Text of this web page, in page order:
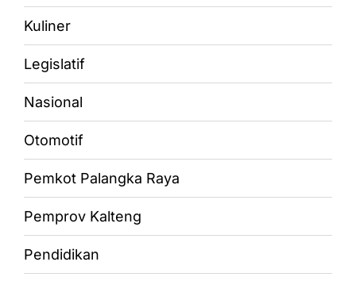
Kuliner
Legislatif
Nasional
Otomotif
Pemkot Palangka Raya
Pemprov Kalteng
Pendidikan